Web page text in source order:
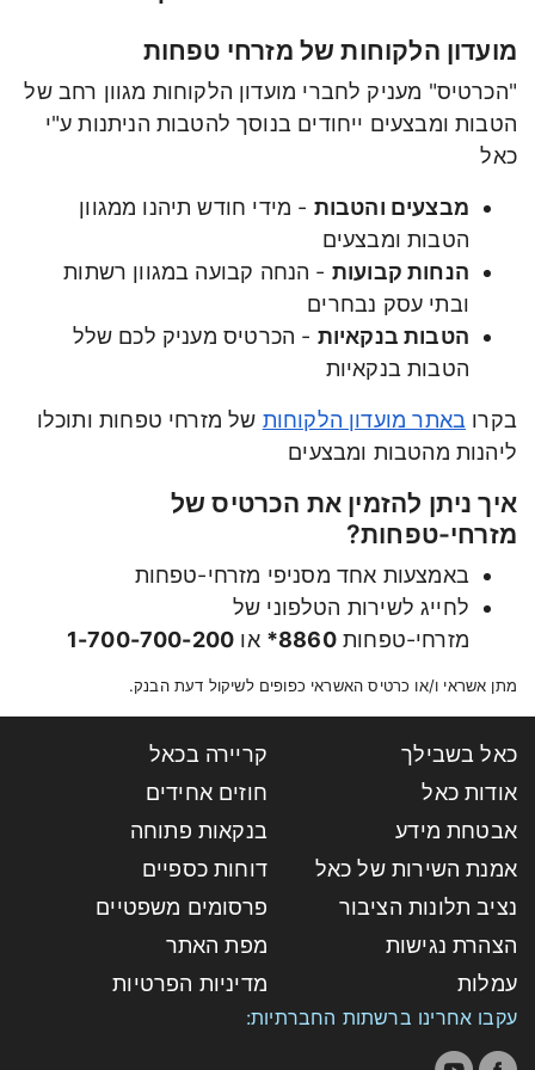
מועדון הלקוחות של מזרחי טפחות
"הכרטיס" מעניק לחברי מועדון הלקוחות מגוון רחב של
הטבות ומבצעים ייחודים בנוסך להטבות הניתנות ע"י
כאל
מבצעים והטבות - מידי חודש תיהנו ממגוון
הטבות ומבצעים
הנחות קבועות - הנחה קבועה במגוון רשתות
ובתי עסק נבחרים
הטבות בנקאיות - הכרטיס מעניק לכם שלל
הטבות בנקאיות
בקרו באתר מועדון הלקוחות של מזרחי טפחות ותוכלו
ליהנות מהטבות ומבצעים
איך ניתן להזמין את הכרטיס של
מזרחי-טפחות?
באמצעות אחד מסניפי מזרחי-טפחות
לחייג לשירות הטלפוני של
מזרחי-טפחות8860* או 1-700-700-200
מתן אשראי ו/או כרטיס האשראי כפופים לשיקול דעת הבנק.
כאל בשבילך
קריירה בכאל
אודות כאל
חוזים אחידים
אבטחת מידע
בנקאות פתוחה
אמנת השירות של כאל
דוחות כספיים
נציב תלונות הציבור
פרסומים משפטיים
הצהרת נגישות
מפת האתר
עמלות
מדיניות הפרטיות
עקבו אחרינו ברשתות החברתיות: